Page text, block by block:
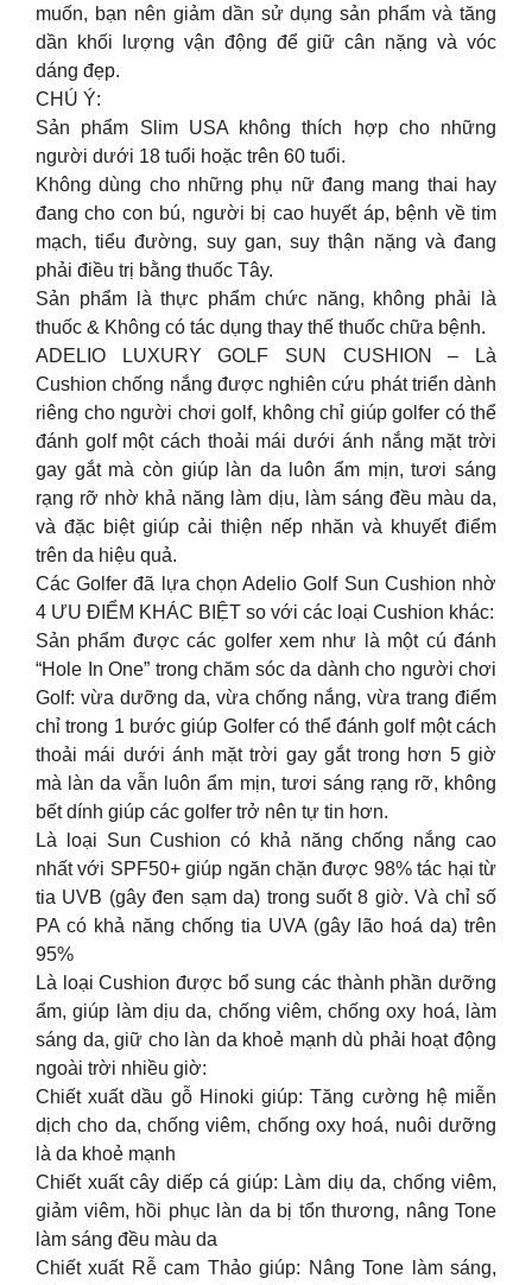
muốn, bạn nên giảm dần sử dụng sản phẩm và tăng
dần khối lượng vận động để giữ cân nặng và vóc
dáng đẹp.
CHÚ Ý:
Sản phẩm Slim USA không thích hợp cho những
người dưới 18 tuổi hoặc trên 60 tuổi.
Không dùng cho những phụ nữ đang mang thai hay
đang cho con bú, người bị cao huyết áp, bệnh về tim
mạch, tiểu đường, suy gan, suy thận nặng và đang
phải điều trị bằng thuốc Tây.
Sản phẩm là thực phẩm chức năng, không phải là
thuốc & Không có tác dụng thay thế thuốc chữa bệnh.
ADELIO LUXURY GOLF SUN CUSHION – Là
Cushion chống nắng được nghiên cứu phát triển dành
riêng cho người chơi golf, không chỉ giúp golfer có thể
đánh golf một cách thoải mái dưới ánh nắng mặt trời
gay gắt mà còn giúp làn da luôn ẩm mịn, tươi sáng
rạng rỡ nhờ khả năng làm dịu, làm sáng đều màu da,
và đặc biệt giúp cải thiện nếp nhăn và khuyết điểm
trên da hiệu quả.
Các Golfer đã lựa chọn Adelio Golf Sun Cushion nhờ
4 ƯU ĐIỂM KHÁC BIỆT so với các loại Cushion khác:
Sản phẩm được các golfer xem như là một cú đánh
“Hole In One” trong chăm sóc da dành cho người chơi
Golf: vừa dưỡng da, vừa chống nắng, vừa trang điểm
chỉ trong 1 bước giúp Golfer có thể đánh golf một cách
thoải mái dưới ánh mặt trời gay gắt trong hơn 5 giờ
mà làn da vẫn luôn ẩm mịn, tươi sáng rạng rỡ, không
bết dính giúp các golfer trở nên tự tin hơn.
Là loại Sun Cushion có khả năng chống nắng cao
nhất với SPF50+ giúp ngăn chặn được 98% tác hại từ
tia UVB (gây đen sạm da) trong suốt 8 giờ. Và chỉ số
PA có khả năng chống tia UVA (gây lão hoá da) trên
95%
Là loại Cushion được bổ sung các thành phần dưỡng
ẩm, giúp làm dịu da, chống viêm, chống oxy hoá, làm
sáng da, giữ cho làn da khoẻ mạnh dù phải hoạt động
ngoài trời nhiều giờ:
Chiết xuất dầu gỗ Hinoki giúp: Tăng cường hệ miễn
dịch cho da, chống viêm, chống oxy hoá, nuôi dưỡng
là da khoẻ mạnh
Chiết xuất cây diếp cá giúp: Làm diụ da, chống viêm,
giảm viêm, hồi phục làn da bị tổn thương, nâng Tone
làm sáng đều màu da
Chiết xuất Rễ cam Thảo giúp: Nâng Tone làm sáng,